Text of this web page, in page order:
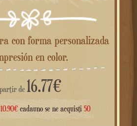
en color.
de 16.77€
10.90€ cadauno se ne acquisti 50